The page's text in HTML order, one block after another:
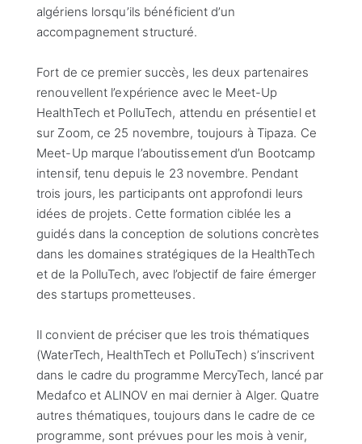
algériens lorsqu’ils bénéficient d’un
accompagnement structuré.
Fort de ce premier succès, les deux partenaires
renouvellent l’expérience avec le Meet-Up
HealthTech et PolluTech, attendu en présentiel et
sur Zoom, ce 25 novembre, toujours à Tipaza. Ce
Meet-Up marque l’aboutissement d’un Bootcamp
intensif, tenu depuis le 23 novembre. Pendant
trois jours, les participants ont approfondi leurs
idées de projets. Cette formation ciblée les a
guidés dans la conception de solutions concrètes
dans les domaines stratégiques de la HealthTech
et de la PolluTech, avec l’objectif de faire émerger
des startups prometteuses.
Il convient de préciser que les trois thématiques
(WaterTech, HealthTech et PolluTech) s’inscrivent
dans le cadre du programme MercyTech, lancé par
Medafco et ALINOV en mai dernier à Alger. Quatre
autres thématiques, toujours dans le cadre de ce
programme, sont prévues pour les mois à venir,